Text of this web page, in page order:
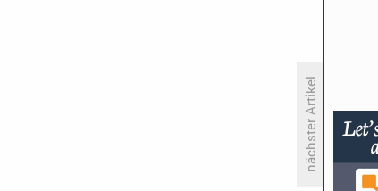
nächster Artikel